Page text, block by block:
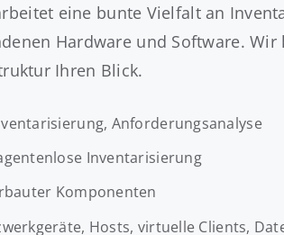
eine bunte Vielfalt an
Hardware und Software.
Ihren Blick.
Anforderungsanalyse
Inventarisierung
Komponenten
Hosts, virtuelle Clients,